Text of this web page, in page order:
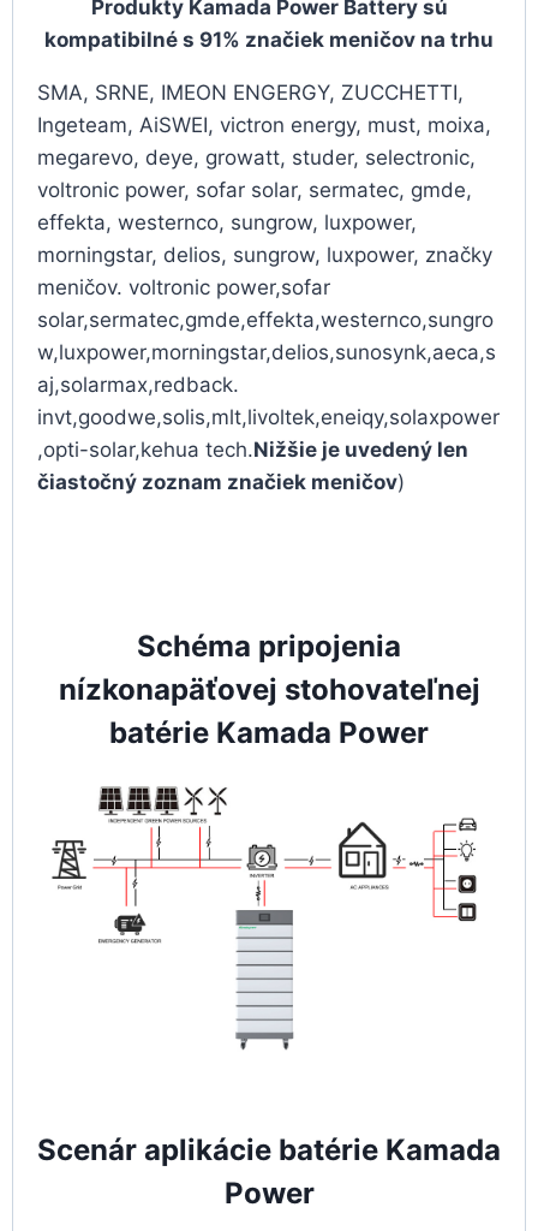
Produkty Kamada Power Battery sú
kompatibilné s 91% značiek meničov na trhu
SMA, SRNE, IMEON ENGERGY, ZUCCHETTI,
Ingeteam, AiSWEI, victron energy, must, moixa,
megarevo, deye, growatt, studer, selectronic,
voltronic power, sofar solar, sermatec, gmde,
effekta, westernco, sungrow, luxpower,
morningstar, delios, sungrow, luxpower, značky
meničov. voltronic power,sofar
solar,sermatec,gmde,effekta,westernco,sungro
w,luxpower,morningstar,delios,sunosynk,aeca,s
aj,solarmax,redback.
invt,goodwe,solis,mlt,livoltek,eneiqy,solaxpower
,opti-solar,kehua tech.Nižšie je uvedený len
čiastočný zoznam značiek meničov)
Schéma pripojenia
nízkonapäťovej stohovateľnej
batérie Kamada Power
Scenár aplikácie batérie Kamada
Power